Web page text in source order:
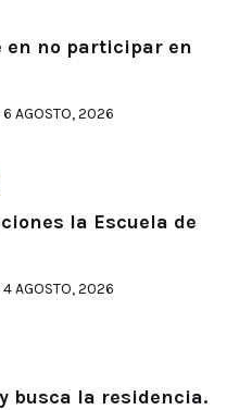
en no participar en
6 AGOSTO, 2026
la Escuela de
4 AGOSTO, 2026
busca la residencia.